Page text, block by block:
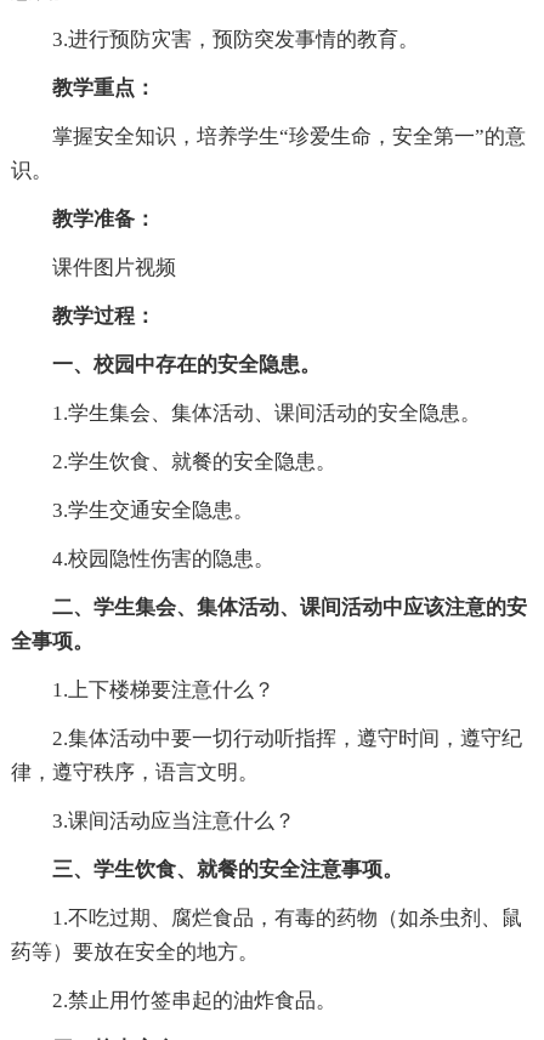
3.进行预防灾害，预防突发事情的教育。
教学重点：
掌握安全知识，培养学生“珍爱生命，安全第一”的意
识。
教学准备：
课件图片视频
教学过程：
一、校园中存在的安全隐患。
1.学生集会、集体活动、课间活动的安全隐患。
2.学生饮食、就餐的安全隐患。
3.学生交通安全隐患。
4.校园隐性伤害的隐患。
二、学生集会、集体活动、课间活动中应该注意的安
全事项。
1.上下楼梯要注意什么？
2.集体活动中要一切行动听指挥，遵守时间，遵守纪
律，遵守秩序，语言文明。
3.课间活动应当注意什么？
三、学生饮食、就餐的安全注意事项。
1.不吃过期、腐烂食品，有毒的药物（如杀虫剂、鼠
药等）要放在安全的地方。
2.禁止用竹签串起的油炸食品。